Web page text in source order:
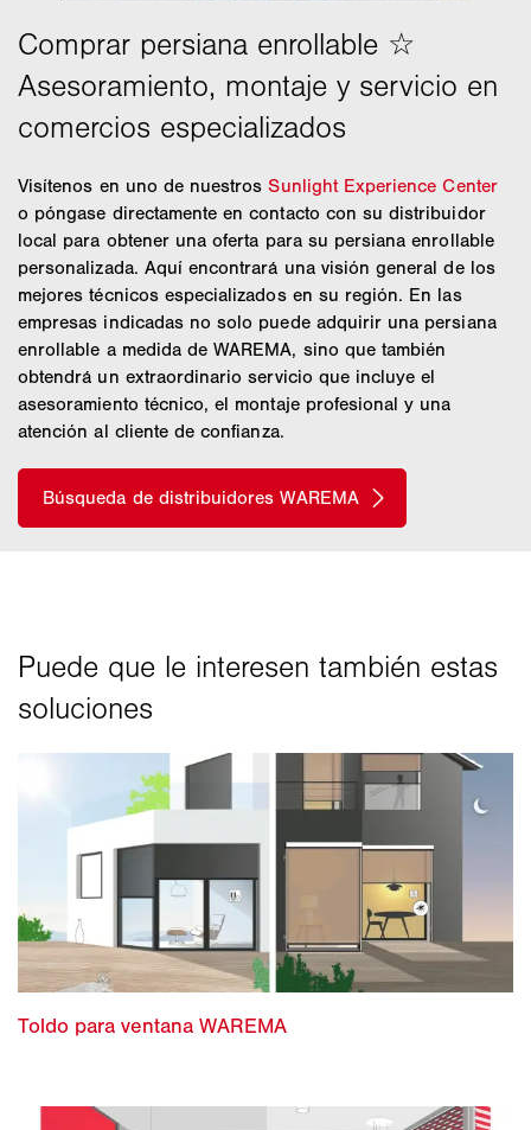
Visítenos en uno de nuestrosSunlight Experience Center
o póngase directamente en contacto con su distribuidor
local para obtener una oferta para su persiana enrollable
personalizada. Aquí encontrará una visión general de los
mejores técnicos especializados en su región. En las
empresas indicadas no solo puede adquirir una persiana
enrollable a medida de WAREMA, sino que también
obtendrá un extraordinario servicio que incluye el
asesoramiento técnico, el montaje profesional y una
atención al cliente de confianza.